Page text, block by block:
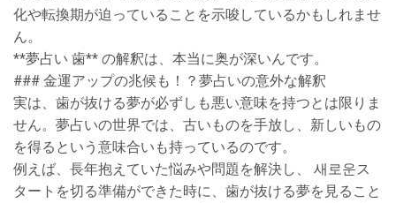
化や転換期が迫っていることを示唆しているかもしれませ
ん。
**夢占い 歯** の解釈は、本当に奥が深いんです。
### 金運アップの兆候も！？夢占いの意外な解釈
実は、歯が抜ける夢が必ずしも悪い意味を持つとは限りま
せん。夢占いの世界では、古いものを手放し、新しいもの
を得るという意味合いも持っているのです。
例えば、長年抱えていた悩みや問題を解決し、 새로운ス
タートを切る準備ができた時に、歯が抜ける夢を見ること